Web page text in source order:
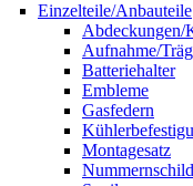
Einzelteile/Anbauteile
Abdeckungen/
Aufnahme/
Batteriehalter
Embleme
Gasfedern
Montagesatz